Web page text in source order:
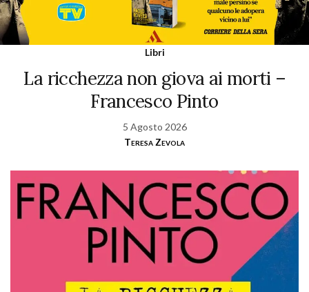
Libri
La ricchezza non giova ai morti –
Francesco Pinto
5 Agosto 2026
Teresa Zevola